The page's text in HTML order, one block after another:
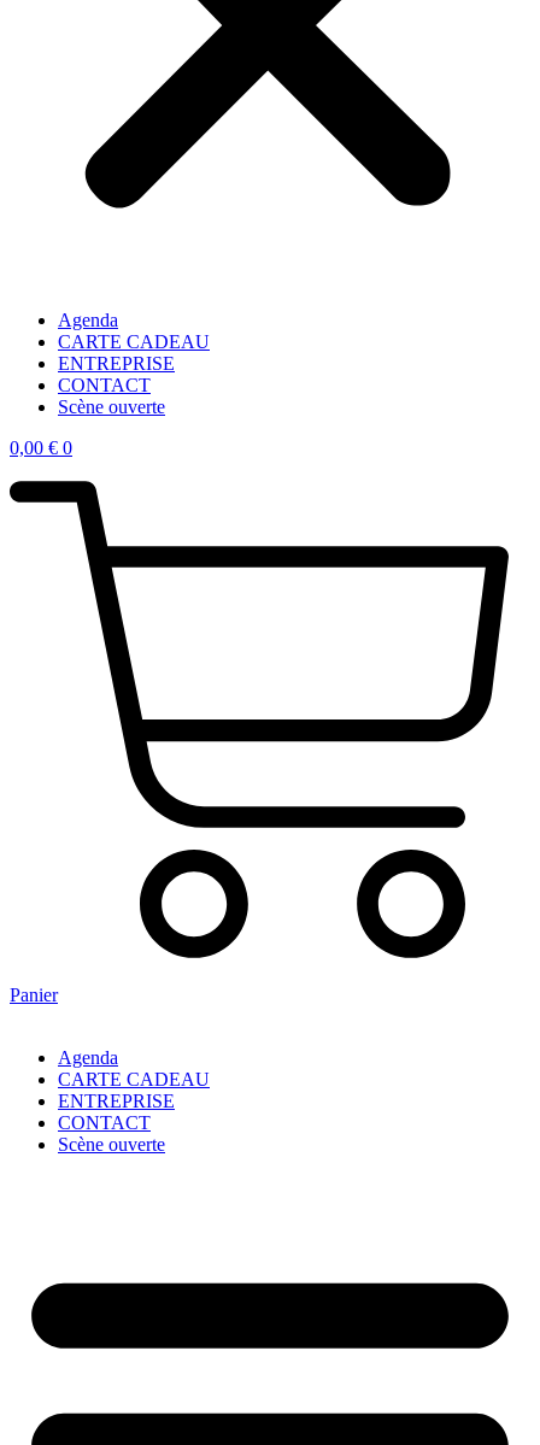
Agenda
CARTE CADEAU
ENTREPRISE
CONTACT
Scène ouverte
0,00 € 0
Panier
Agenda
CARTE CADEAU
ENTREPRISE
CONTACT
Scène ouverte